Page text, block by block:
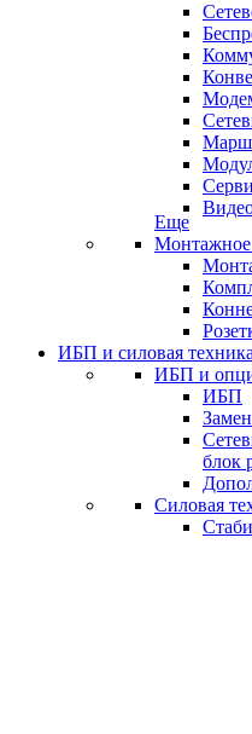
Еще
Монтажное
ИБП и силовая техника
ИБП и
ИБП
блок
Силовая